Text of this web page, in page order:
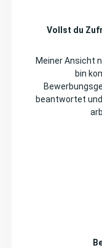
Vollst du
Meiner Ansicht
bin
beantwortet